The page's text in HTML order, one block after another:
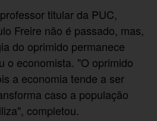
titular da PUC,
Freire não é passado, mas,
do oprimido permanece
o economista. "O oprimido
a economia tende a ser
caso a população
completou.